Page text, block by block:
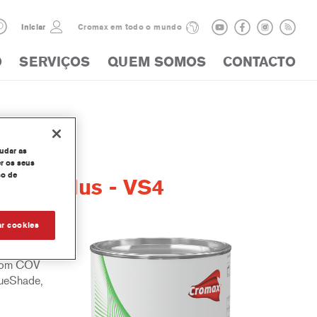
Iniciar Cromax em todo o mundo
SERVIÇOS QUEM SOMOS CONTACTO
Plus - VS4
COV
as
os seus
de
cookies